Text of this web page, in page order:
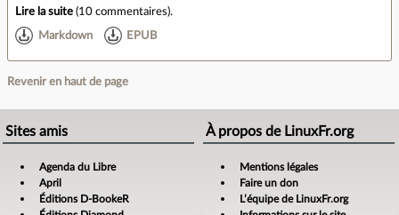
Lire la suite (10 commentaires).
Markdown EPUB
Revenir en haut de page
Sites amis
Agenda du Libre
April
Éditions D-BookeR
À propos de LinuxFr.org
Mentions légales
Faire un don
L’équipe de LinuxFr.org